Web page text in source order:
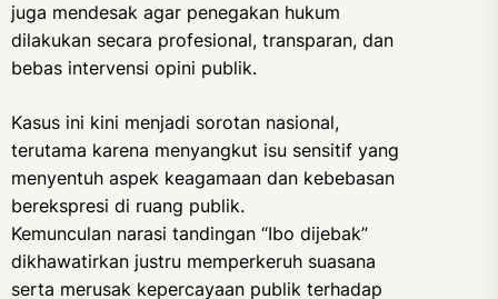
juga mendesak agar penegakan hukum
dilakukan secara profesional, transparan, dan
bebas intervensi opini publik.
Kasus ini kini menjadi sorotan nasional,
terutama karena menyangkut isu sensitif yang
menyentuh aspek keagamaan dan kebebasan
berekspresi di ruang publik.
Kemunculan narasi tandingan “Ibo dijebak”
dikhawatirkan justru memperkeruh suasana
serta merusak kepercayaan publik terhadap